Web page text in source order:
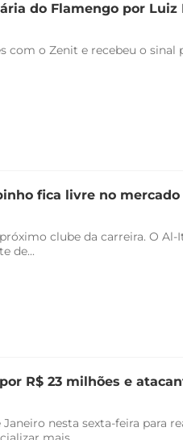
do Flamengo por Luiz
com o Zenit e recebeu o sinal
fica livre no
clube da carreira. O
de...
R$ 23 milhões e
nesta sexta-feira para